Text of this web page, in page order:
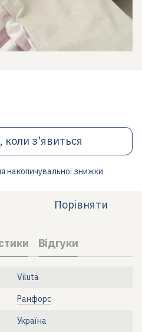
коли з'явиться
накопичувальної знижки
Порівняти
Відгуки
Viluta
Ранфорс
Україна